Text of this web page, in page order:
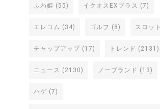
ふわ姫 (55) イクオスEXプラス (7)
エレコム (34) ゴルフ (8) スロット
チャップアップ (17) トレンド (2131)
ニュース (2130) ノーブランド (13)
ハゲ (7)